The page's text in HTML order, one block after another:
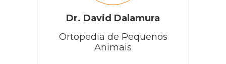
Dr. David Dalamura
Ortopedia de Pequenos
Animais